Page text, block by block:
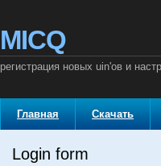
MICQ
регистрация новых uin'ов и
Главная Скачать
Login form